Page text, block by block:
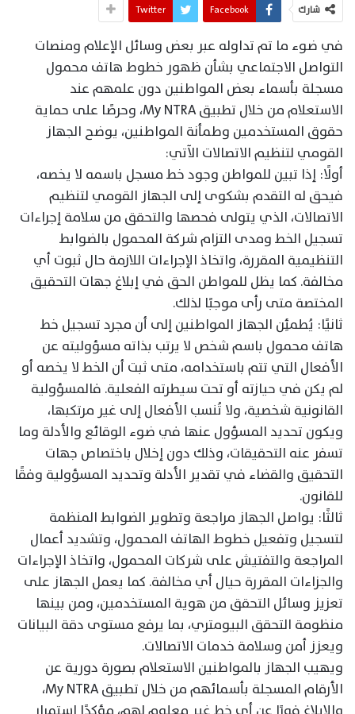
شارك Facebook
Twitter
في ضوء ما تم تداوله عبر بعض وسائل الإعلام ومنصات
التواصل الاجتماعي بشأن ظهور خطوط هاتف محمول
مسجلة بأسماء بعض المواطنين دون علمهم عند
الاستعلام من خلال تطبيق My NTRA، وحرصًا على حماية
حقوق المستخدمين وطمأنة المواطنين، يوضح الجهاز
القومي لتنظيم الاتصالات الآتي:
أولًا: إذا تبين للمواطن وجود خط مسجل باسمه لا يخصه،
فيحق له التقدم بشكوى إلى الجهاز القومي لتنظيم
الاتصالات، الذي يتولى فحصها والتحقق من سلامة إجراءات
تسجيل الخط ومدى التزام شركة المحمول بالضوابط
التنظيمية المقررة، واتخاذ الإجراءات اللازمة حال ثبوت أي
مخالفة. كما يظل للمواطن الحق في إبلاغ جهات التحقيق
المختصة متى رأى موجبًا لذلك.
ثانيًا: يُطمئِن الجهاز المواطنين إلى أن مجرد تسجيل خط
هاتف محمول باسم شخص لا يرتب بذاته مسؤوليته عن
الأفعال التي تتم باستخدامه، متى ثبت أن الخط لا يخصه أو
لم يكن في حيازته أو تحت سيطرته الفعلية. فالمسؤولية
القانونية شخصية، ولا تُنسب الأفعال إلى غير مرتكبها،
ويكون تحديد المسؤول عنها في ضوء الوقائع والأدلة وما
تسفر عنه التحقيقات، وذلك دون إخلال باختصاص جهات
التحقيق والقضاء في تقدير الأدلة وتحديد المسؤولية وفقًا
للقانون.
ثالثًا: يواصل الجهاز مراجعة وتطوير الضوابط المنظمة
لتسجيل وتفعيل خطوط الهاتف المحمول، وتشديد أعمال
المراجعة والتفتيش على شركات المحمول، واتخاذ الإجراءات
والجزاءات المقررة حيال أي مخالفة. كما يعمل الجهاز على
تعزيز وسائل التحقق من هوية المستخدمين، ومن بينها
منظومة التحقق البيومتري، بما يرفع مستوى دقة البيانات
ويعزز أمن وسلامة خدمات الاتصالات.
ويهيب الجهاز بالمواطنين الاستعلام بصورة دورية عن
الأرقام المسجلة بأسمائهم من خلال تطبيق My NTRA،